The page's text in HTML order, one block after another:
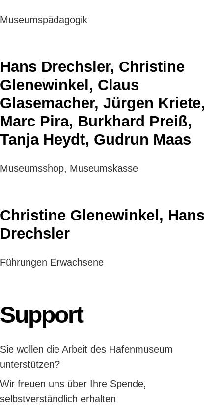
Museumspädagogik
Hans Drechsler, Christine
Glenewinkel, Claus
Glasemacher, Jürgen Kriete,
Marc Pira, Burkhard Preiß,
Tanja Heydt, Gudrun Maas
Museumsshop, Museumskasse
Christine Glenewinkel, Hans
Drechsler
Führungen Erwachsene
Support
Sie wollen die Arbeit des Hafenmuseum
unterstützen?
Wir freuen uns über Ihre Spende,
selbstverständlich erhalten